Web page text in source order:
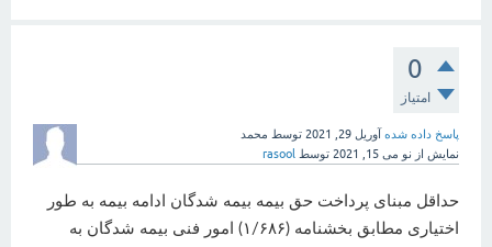
0
امتیاز
پاسخ داده شده آوریل 29, 2021 توسط محمد
نمایش از نو می 15, 2021 توسط rasool
حداقل مبنای پرداخت حق بیمه بیمه شدگان ادامه بیمه به طور
اختیاری مطابق بخشنامه (۱/۶۸۶) امور فنی بیمه شدگان به